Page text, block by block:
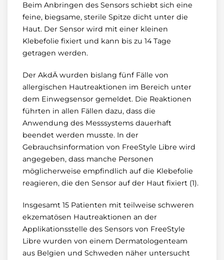
Beim Anbringen des Sensors schiebt sich eine
feine, biegsame, sterile Spitze dicht unter die
Haut. Der Sensor wird mit einer kleinen
Klebefolie fixiert und kann bis zu 14 Tage
getragen werden.
Der AkdÄ wurden bislang fünf Fälle von
allergischen Hautreaktionen im Bereich unter
dem Einwegsensor gemeldet. Die Reaktionen
führten in allen Fällen dazu, dass die
Anwendung des Messsystems dauerhaft
beendet werden musste. In der
Gebrauchsinformation von FreeStyle Libre wird
angegeben, dass manche Personen
möglicherweise empfindlich auf die Klebefolie
reagieren, die den Sensor auf der Haut fixiert (1).
Insgesamt 15 Patienten mit teilweise schweren
ekzematösen Hautreaktionen an der
Applikationsstelle des Sensors von FreeStyle
Libre wurden von einem Dermatologenteam
aus Belgien und Schweden näher untersucht